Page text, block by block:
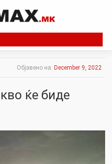
Објавено на: December 9, 2022
ќе биде